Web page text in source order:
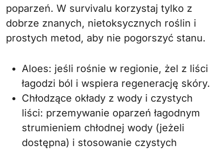
poparzeń. W survivalu korzystaj tylko z
dobrze znanych, nietoksycznych roślin i
prostych metod, aby nie pogorszyć stanu.
Aloes: jeśli rośnie w regionie, żel z liści
łagodzi ból i wspiera regenerację skóry.
Chłodzące okłady z wody i czystych
liści: przemywanie oparzeń łagodnym
strumieniem chłodnej wody (jeżeli
dostępna) i stosowanie czystych